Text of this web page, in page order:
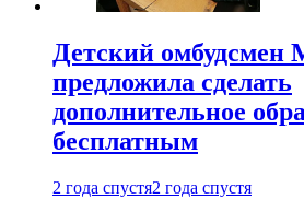
Детский омбудсмен
предложила сделать
дополнительное
бесплатным
2 года спустя2 года спустя